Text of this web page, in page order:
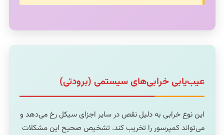
عیب‌یابی خرابی‌های سیستمی (برودتی)
این نوع خرابی به دلیل نقص در سایر اجزای سیکل رخ می‌دهد و
می‌تواند کمپرسور را تخریب کند. تشخیص صحیح این مشکلات